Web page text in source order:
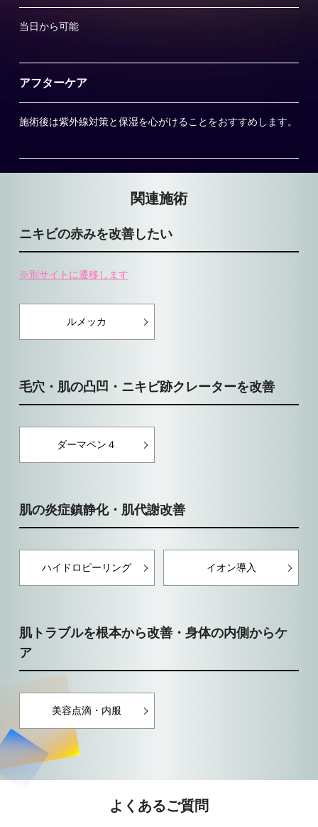
当日から可能
アフターケア
施術後は紫外線対策と保湿を心がけることをおすすめします。
関連施術
ニキビの赤みを改善したい
※別サイトに遷移します
ルメッカ
毛穴・肌の凸凹・ニキビ跡クレーターを改善
ダーマペン４
肌の炎症鎮静化・肌代謝改善
ハイドロピーリング イオン導入
肌トラブルを根本から改善・身体の内側からケ
ア
美容点滴・内服
よくあるご質問